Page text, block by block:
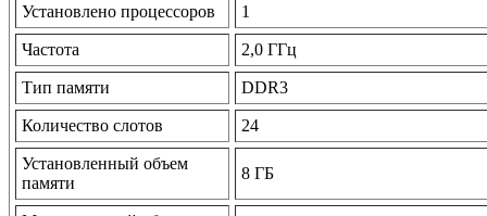
Установлено процессоров 1
Частота 2,0 ГГц
Тип памяти DDR3
Количество слотов 24
Установленный объем
памяти
8 ГБ